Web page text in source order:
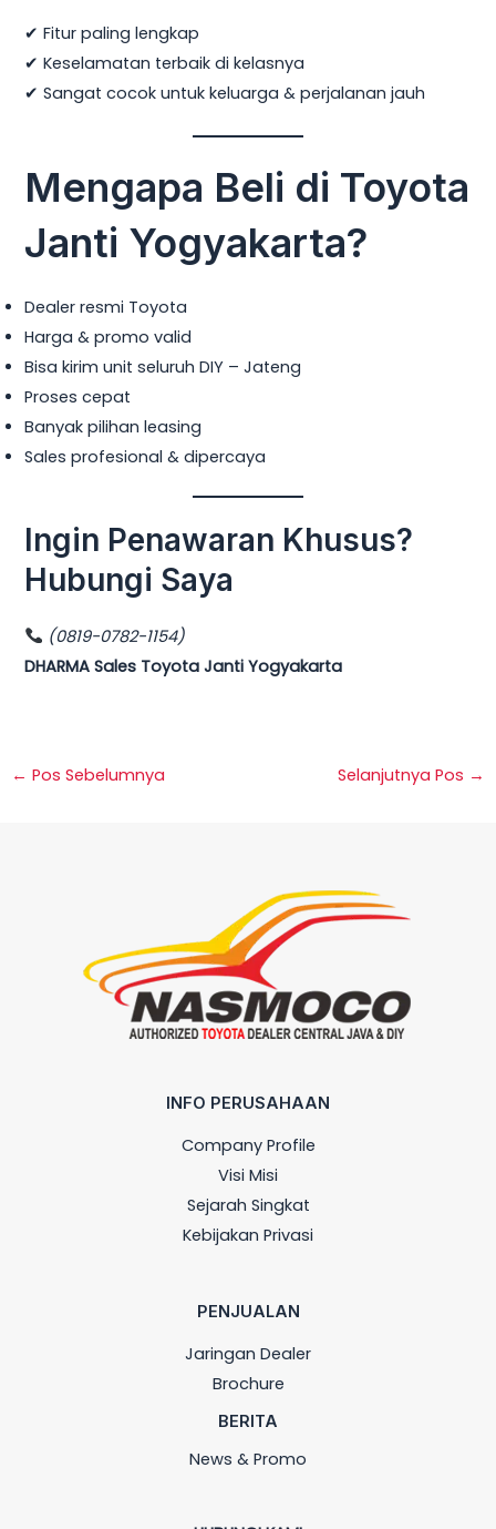
✔ Fitur paling lengkap
✔ Keselamatan terbaik di kelasnya
✔ Sangat cocok untuk keluarga & perjalanan jauh
Mengapa Beli di Toyota
Janti Yogyakarta?
Dealer resmi Toyota
Harga & promo valid
Bisa kirim unit seluruh DIY – Jateng
Proses cepat
Banyak pilihan leasing
Sales profesional & dipercaya
Ingin Penawaran Khusus?
Hubungi Saya
(0819-0782-1154)
DHARMA Sales Toyota Janti Yogyakarta
← Pos Sebelumnya Selanjutnya Pos →
INFO PERUSAHAAN
Company Profile
Visi Misi
Sejarah Singkat
Kebijakan Privasi
PENJUALAN
Jaringan Dealer
Brochure
BERITA
News & Promo